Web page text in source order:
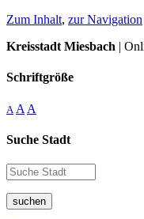
Zum Inhalt, zur Navigation
Kreisstadt Miesbach |
Schriftgröße
A A A
Suche Stadt
suchen